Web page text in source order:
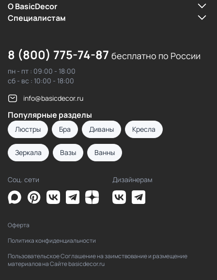
О BasicDecor
Cпециалистам
8 (800) 775-74-87 бесплатно по России
пн - пт : 09:00 - 18:00
сб - вс : 10:00 - 18:00
info@basicdecor.ru
Популярные разделы
Люстры Бра Диваны Кресла
Зеркала Вазы Ванны
Соц. сети Дизайнерам
Оферта
Политика конфиденциальности
Пользовательское Соглашение на заимствование и размещение
материалов на Сайте basicdecor.ru